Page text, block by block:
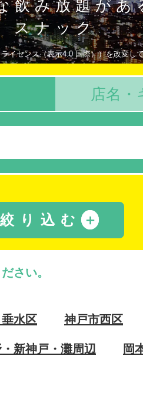
飲み放題があ
スナック
イセンス（表示4.0 国際））を改変
店名・
り込む ＋
さい。
水区 神戸市西区
新神戸・灘周辺 岡